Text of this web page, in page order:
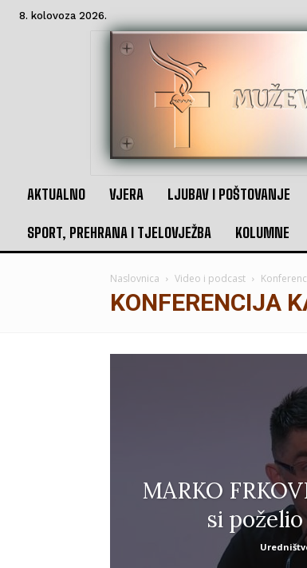
8. kolovoza 2026.
AKTUALNO VJERA LJUBAV I POŠTOVANJE
SPORT, PREHRANA I TJELOVJEŽBA KOLUMNE
Naslovnica Video i podcast
KONFERENCIJA
MARKO
si